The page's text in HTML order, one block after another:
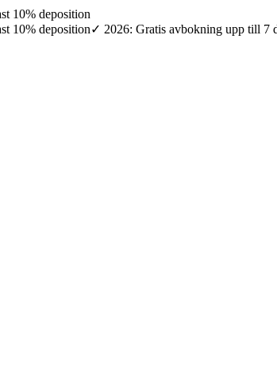
10% deposition
10% deposition✓ 2026: Gratis avbokning upp till 7